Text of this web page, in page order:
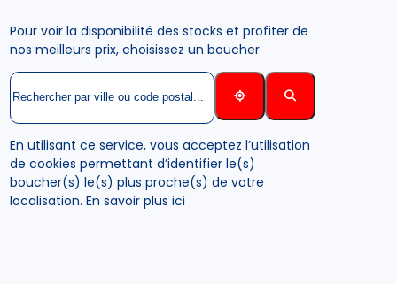
Pour voir la disponibilité des stocks et profiter de
nos meilleurs prix, choisissez un boucher
En utilisant ce service, vous acceptez l’utilisation
de cookies permettant d’identifier le(s)
boucher(s) le(s) plus proche(s) de votre
localisation.En savoir plus ici